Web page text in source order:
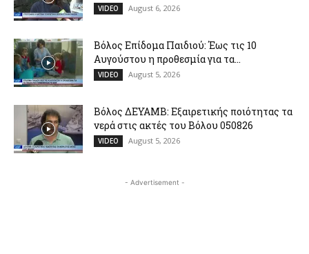
VIDEO August 6, 2026
Βόλος Επίδομα Παιδιού: Έως τις 10
Αυγούστου η προθεσμία για τα...
VIDEO August 5, 2026
Βόλος ΔΕΥΑΜΒ: Εξαιρετικής ποιότητας τα
νερά στις ακτές του Βόλου 050826
VIDEO August 5, 2026
- Advertisement -